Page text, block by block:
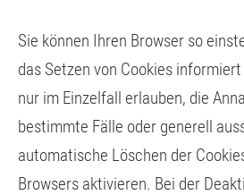
Sie können Ihren Browser so
das Setzen von Cookies
nur im Einzelfall erlauben, die
bestimmte Fälle oder generell
automatische Löschen der
Browsers aktivieren. Bei der